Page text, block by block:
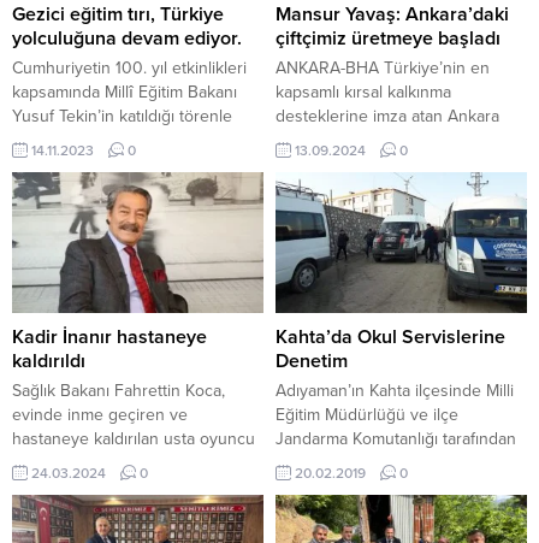
Gezici eğitim tırı, Türkiye
yolculuğuna devam ediyor.
Cumhuriyetin 100. yıl etkinlikleri
kapsamında Millî Eğitim Bakanı
Yusuf Tekin’in katıldığı törenle
yola çıkan “Köklü Mirastan
Türkiye Yüzyılı’na” temalı dijital
sergiden oluşan gezici eğitim tırı,
Türkiye yolculuğuna devam
ediyor. Türkiye’nin yedi
bölgesinde öğrenci, öğretmen ve
velilerle buluşmak için
İstanbul’dan yola çıkan “Köklü
Mirastan Türkiye Yüzyılı’na” temalı
gezici eğitim tırı; İzmir,...
14.11.2023 0
Mansur Yavaş: Ankara’daki
çiftçimiz üretmeye başladı
ANKARA-BHA Türkiye’nin en
kapsamlı kırsal kalkınma
desteklerine imza atan Ankara
Büyükşehir Belediyesi;
sürdürülebilir ve teknolojik tarım
uygulamalarıyla üreticilerin
yanında olmaya devam ediyor.
Ankara Büyükşehir Belediye
Başkanı Mansur Yavaş, Gölbaşı
Belediyesi tarafından
düzenlenen “AGROTEC 27.
Uluslararası Tarım Fuarı”nın
açılışına katıldı. 15 Eylül 2024
tarihine kadar Gölbaşı Fuar
Alanı’nda gerçekleşen ve tarım
makinelerinden...
13.09.2024 0
Kadir İnanır hastaneye
kaldırıldı
Sağlık Bakanı Fahrettin Koca,
evinde inme geçiren ve
hastaneye kaldırılan usta oyuncu
Kadir İnanır’ın sağlık durumuna
ilişkin, “Tıkalı damarı başarılı bir
ameliyatla açıldı. Klinik seyri ve
beyin görüntülemeleri
24.03.2024 0
Kahta’da Okul Servislerine
Denetim
Adıyaman’ın Kahta ilçesinde Milli
Eğitim Müdürlüğü ve ilçe
Jandarma Komutanlığı tarafından
okul servis araçları denetlendi.
Kahta ilçe Milli Eğitim Müdürlüğü
Destek Hizmetleri ve Taşıma
Birimi personeli ile ilçe Jandarma
20.02.2019 0